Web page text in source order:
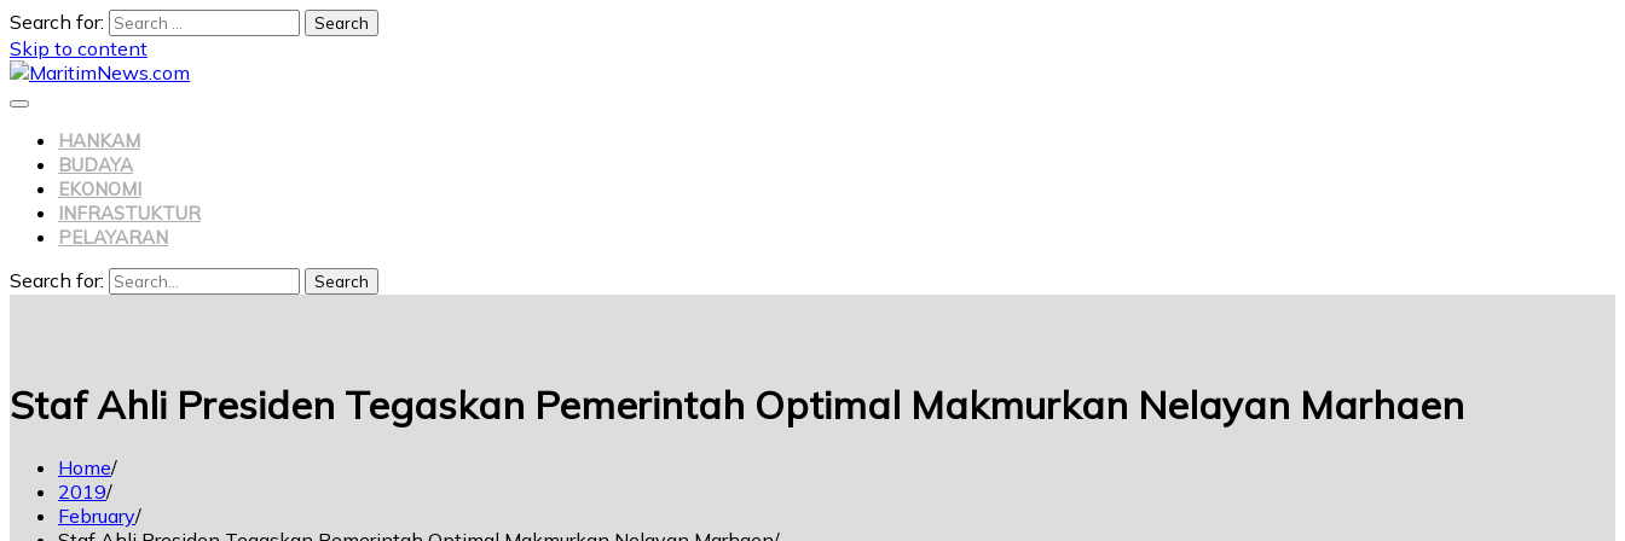
Search for:
Skip to content
HANKAM
BUDAYA
EKONOMI
INFRASTUKTUR
PELAYARAN
Search for: Search
Staf Ahli Presiden Tegaskan Pemerintah Optimal Makmurkan Nelayan Marhaen
Home
2019
February